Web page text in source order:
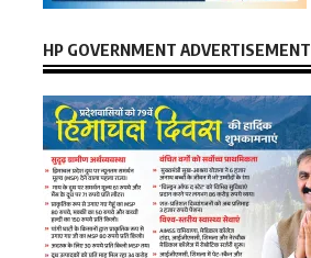
HP GOVERNMENT ADVERTISEMENT